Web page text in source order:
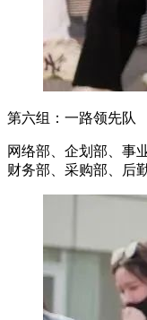
第六组：一路领先队
网络部、企划部、事
财务部、采购部、后